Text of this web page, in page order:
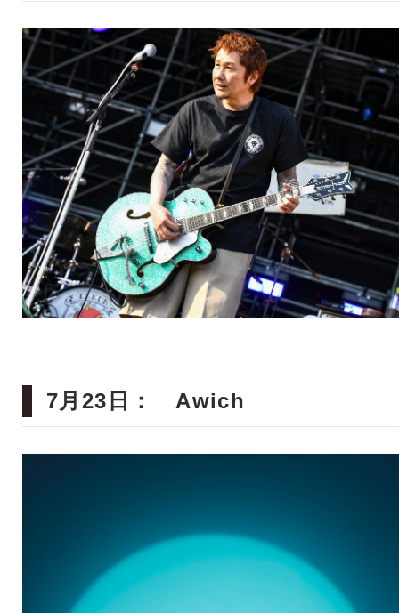
7月23日： Awich